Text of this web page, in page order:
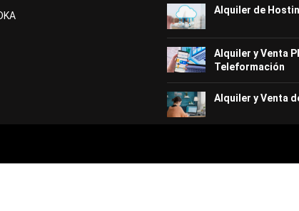
Alquiler de
Alquiler y Venta
Teleformación
Alquiler y Venta